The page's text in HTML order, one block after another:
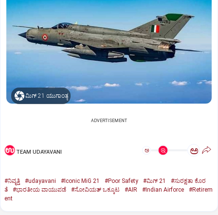
ಮಿಗ್‌ 21 ಯುಗಾಂತ್ಯ
ADVERTISEMENT
TEAM UDAYAVANI ಅ ಅ
#ನಿವೃತ್ತಿ #udayavani #Iconic MiG 21 #Poor Safety #ಮಿಗ್‌ 21
#ಸುರಕ್ಷತಾ ಕೊರ
ತೆ
#ಭಾರತೀಯ ವಾಯುಪಡೆ #ಸೋವಿಯತ್‌ ಒಕ್ಕೂಟ #AIR #Indian Airforce
#Retirem
ent